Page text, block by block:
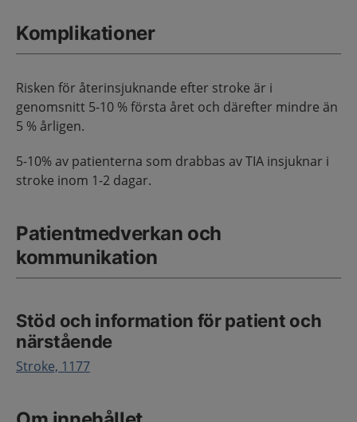
Komplikationer
Risken för återinsjuknande efter stroke är i
genomsnitt 5-10 % första året och därefter mindre än
5 % årligen.
5-10% av patienterna som drabbas av TIA insjuknar i
stroke inom 1-2 dagar.
Patientmedverkan och
kommunikation
Stöd och information för patient och
närstående
Stroke, 1177